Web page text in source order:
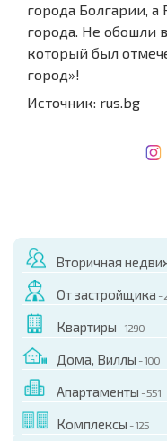
города Болгарии, а
города. Не обошли
который был
город»!
Источник: rus.bg
Вторичная
От застройщика -
Квартиры - 1290
Дома, Виллы - 100
Апартаменты - 551
Комплексы - 125